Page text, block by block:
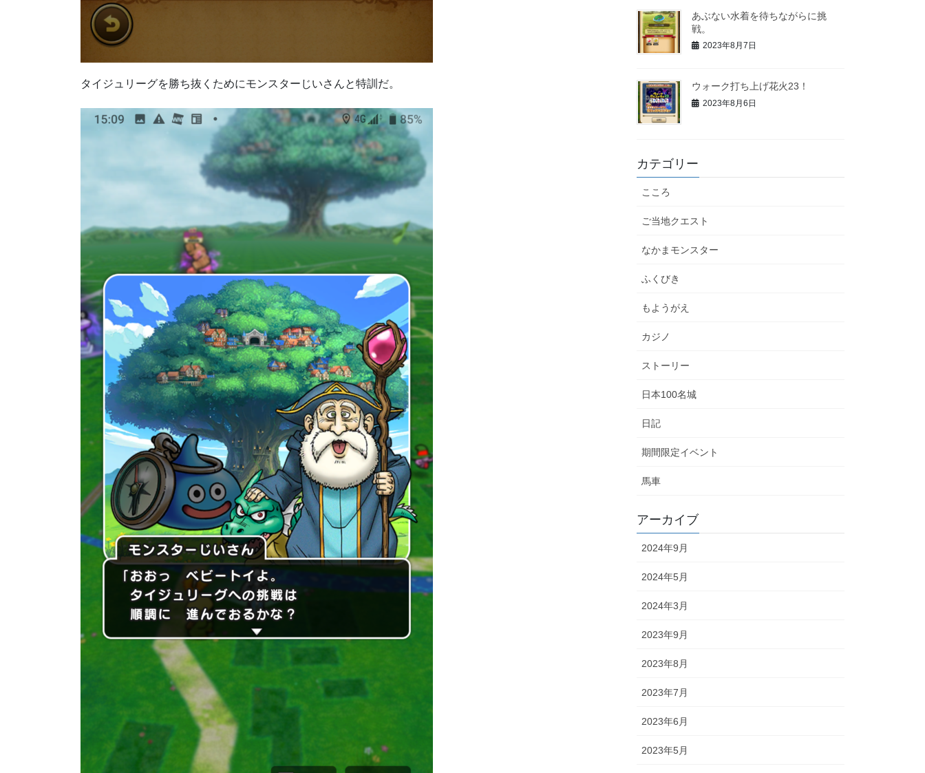
タイジュリーグを勝ち抜くためにモンスターじいさんと特訓だ。
あぶない水着を待ちながらに挑
戦。
2023年8月7日
ウォーク打ち上げ花火23！
2023年8月6日
カテゴリー
こころ
ご当地クエスト
なかまモンスター
ふくびき
もようがえ
カジノ
ストーリー
日本100名城
日記
期間限定イベント
馬車
アーカイブ
2024年9月
2024年5月
2024年3月
2023年9月
2023年8月
2023年7月
2023年6月
2023年5月